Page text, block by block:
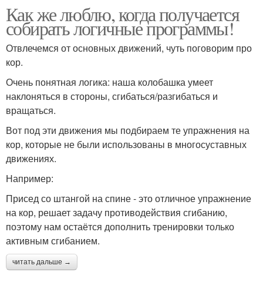
Как же люблю, когда получается
собирать логичные программы!
Отвлечемся от основных движений, чуть поговорим про
кор.
Очень понятная логика: наша колобашка умеет
наклоняться в стороны, сгибаться/разгибаться и
вращаться.
Вот под эти движения мы подбираем те упражнения на
кор, которые не были использованы в многосуставных
движениях.
Например:
Присед со штангой на спине - это отличное упражнение
на кор, решает задачу противодействия сгибанию,
поэтому нам остаётся дополнить тренировки только
активным сгибанием.
читать дальше →